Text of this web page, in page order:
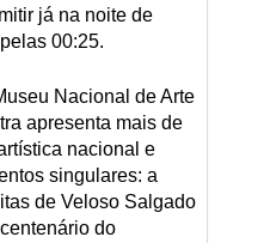
já na noite de
00:25.
Nacional de Arte
apresenta mais de
nacional e
singulares: a
de Veloso Salgado
do